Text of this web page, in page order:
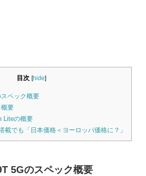
目次 [hide]
ペック概要
要
Liteの概要
載でも「日本価格＜ヨーロッパ価格に？」
5Gのスペック概要